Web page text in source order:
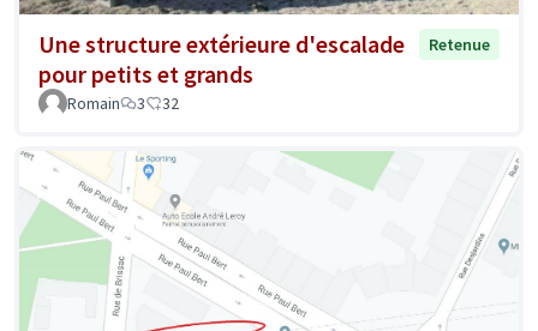
Une structure extérieure d'escalade
pour petits et grands
Retenue
Romain 3 32